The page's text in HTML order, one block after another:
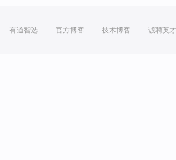
有道智选 官方博客 技术博客 诚聘英才